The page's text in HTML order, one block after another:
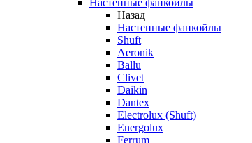
Настенные фанкойлы
Назад
Настенные фанкойлы
Shuft
Aeronik
Ballu
Clivet
Daikin
Dantex
Electrolux (Shuft)
Energolux
Ferrum